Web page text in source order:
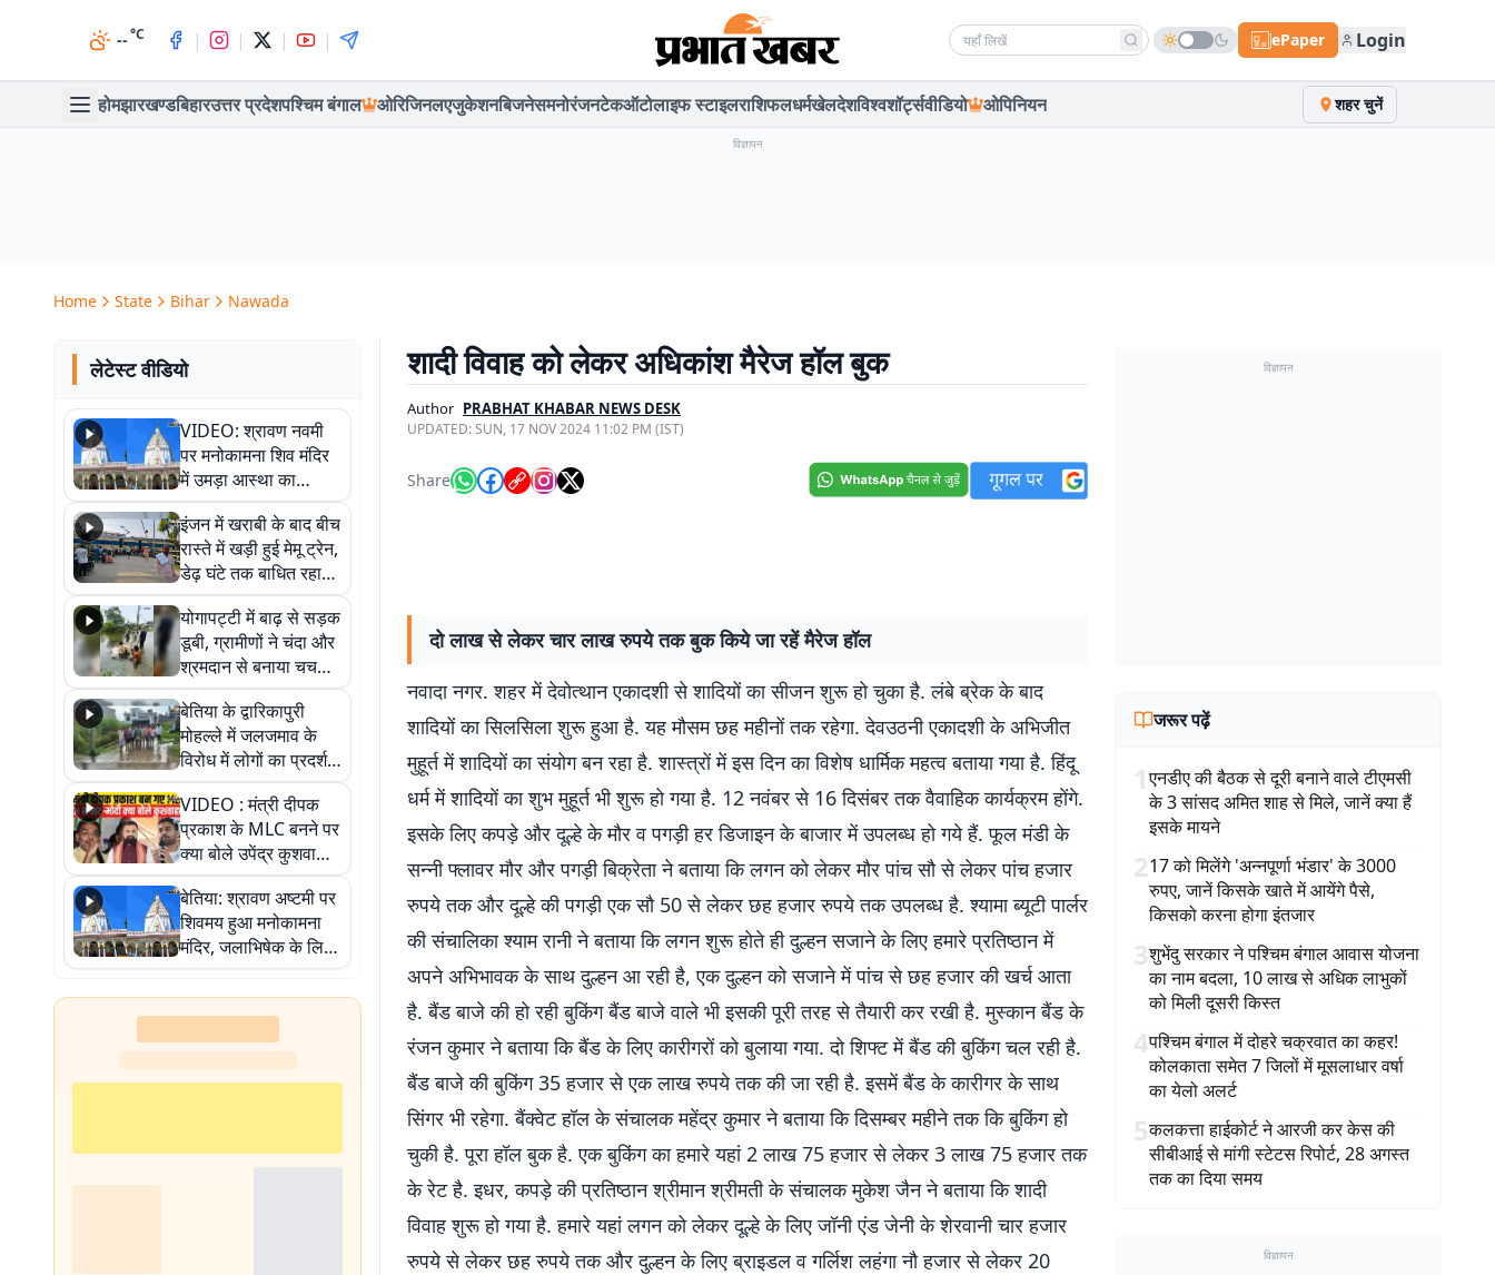
--°C | | | | Search news ePaper Login
होमझारखण्डबिहारउत्तर प्रदेशपश्चिम बंगाल ओरिजिनलएजुकेशनबिजनेसमनोरंजनटेकऑटोलाइफ स्टाइलराशिफलधर्मखेलदेशविश्वशॉर्ट्सवीडियो ओपिनियन शहर चुनें
विज्ञापन
Home State Bihar Nawada
लेटेस्ट वीडियो
VIDEO: श्रावण नवमी
पर मनोकामना शिव मंदिर
में उमड़ा आस्था का
सैलाब, हर-हर महादेव के
जयघोष से गूंजा परिसर
इंजन में खराबी के बाद बीच
रास्ते में खड़ी हुई मेमू ट्रेन,
डेढ़ घंटे तक बाधित रहा
आवागमन
योगापट्टी में बाढ़ से सड़क
डूबी, ग्रामीणों ने चंदा और
श्रमदान से बनाया चचरी
पुल
बेतिया के द्वारिकापुरी
मोहल्ले में जलजमाव के
विरोध में लोगों का प्रदर्शन,
स्थायी समाधान की मांग
VIDEO : मंत्री दीपक
प्रकाश के MLC बनने पर
क्या बोले उपेंद्र कुशवाहा,
सुनिए
बेतिया: श्रावण अष्टमी पर
शिवमय हुआ मनोकामना
मंदिर, जलाभिषेक के लिए
लगी लंबी कतारें
शादी विवाह को लेकर अधिकांश मैरेज हॉल बुक
Author PRABHAT KHABAR NEWS DESK
UPDATED:SUN, 17 NOV 2024 11:02 PM (IST)
Share
दो लाख से लेकर चार लाख रुपये तक बुक किये जा रहें मैरेज हॉल
नवादा नगर. शहर में देवोत्थान एकादशी से शादियों का सीजन शुरू हो चुका है. लंबे ब्रेक के बाद
शादियों का सिलसिला शुरू हुआ है. यह मौसम छह महीनों तक रहेगा. देवउठनी एकादशी के अभिजीत
मुहूर्त में शादियों का संयोग बन रहा है. शास्त्रों में इस दिन का विशेष धार्मिक महत्व बताया गया है. हिंदू
धर्म में शादियों का शुभ मुहूर्त भी शुरू हो गया है. 12 नवंबर से 16 दिसंबर तक वैवाहिक कार्यक्रम होंगे.
इसके लिए कपड़े और दूल्हे के मौर व पगड़ी हर डिजाइन के बाजार में उपलब्ध हो गये हैं. फूल मंडी के
सन्नी फ्लावर मौर और पगड़ी बिक्रेता ने बताया कि लगन को लेकर मौर पांच सौ से लेकर पांच हजार
रुपये तक और दूल्हे की पगड़ी एक सौ 50 से लेकर छह हजार रुपये तक उपलब्ध है. श्यामा ब्यूटी पार्लर
की संचालिका श्याम रानी ने बताया कि लगन शुरू होते ही दुल्हन सजाने के लिए हमारे प्रतिष्ठान में
अपने अभिभावक के साथ दुल्हन आ रही है, एक दुल्हन को सजाने में पांच से छह हजार की खर्च आता
है. बैंड बाजे की हो रही बुकिंग बैंड बाजे वाले भी इसकी पूरी तरह से तैयारी कर रखी है. मुस्कान बैंड के
रंजन कुमार ने बताया कि बैंड के लिए कारीगरों को बुलाया गया. दो शिफ्ट में बैंड की बुकिंग चल रही है.
बैंड बाजे की बुकिंग 35 हजार से एक लाख रुपये तक की जा रही है. इसमें बैंड के कारीगर के साथ
सिंगर भी रहेगा. बैंक्वेट हॉल के संचालक महेंद्र कुमार ने बताया कि दिसम्बर महीने तक कि बुकिंग हो
चुकी है. पूरा हॉल बुक है. एक बुकिंग का हमारे यहां 2 लाख 75 हजार से लेकर 3 लाख 75 हजार तक
के रेट है. इधर, कपड़े की प्रतिष्ठान श्रीमान श्रीमती के संचालक मुकेश जैन ने बताया कि शादी
विवाह शुरू हो गया है. हमारे यहां लगन को लेकर दूल्हे के लिए जॉनी एंड जेनी के शेरवानी चार हजार
रुपये से लेकर छह रुपये तक और दुल्हन के लिए ब्राइडल व गर्लिश लहंगा नौ हजार से लेकर 20
विज्ञापन
जरूर पढ़ें
1एनडीए की बैठक से दूरी बनाने वाले टीएमसी
के 3 सांसद अमित शाह से मिले, जानें क्या हैं
इसके मायने
217 को मिलेंगे 'अन्नपूर्णा भंडार' के 3000
रुपए, जानें किसके खाते में आयेंगे पैसे,
किसको करना होगा इंतजार
3शुभेंदु सरकार ने पश्चिम बंगाल आवास योजना
का नाम बदला, 10 लाख से अधिक लाभुकों
को मिली दूसरी किस्त
4पश्चिम बंगाल में दोहरे चक्रवात का कहर!
कोलकाता समेत 7 जिलों में मूसलाधार वर्षा
का येलो अलर्ट
5कलकत्ता हाईकोर्ट ने आरजी कर केस की
सीबीआई से मांगी स्टेटस रिपोर्ट, 28 अगस्त
तक का दिया समय
विज्ञापन